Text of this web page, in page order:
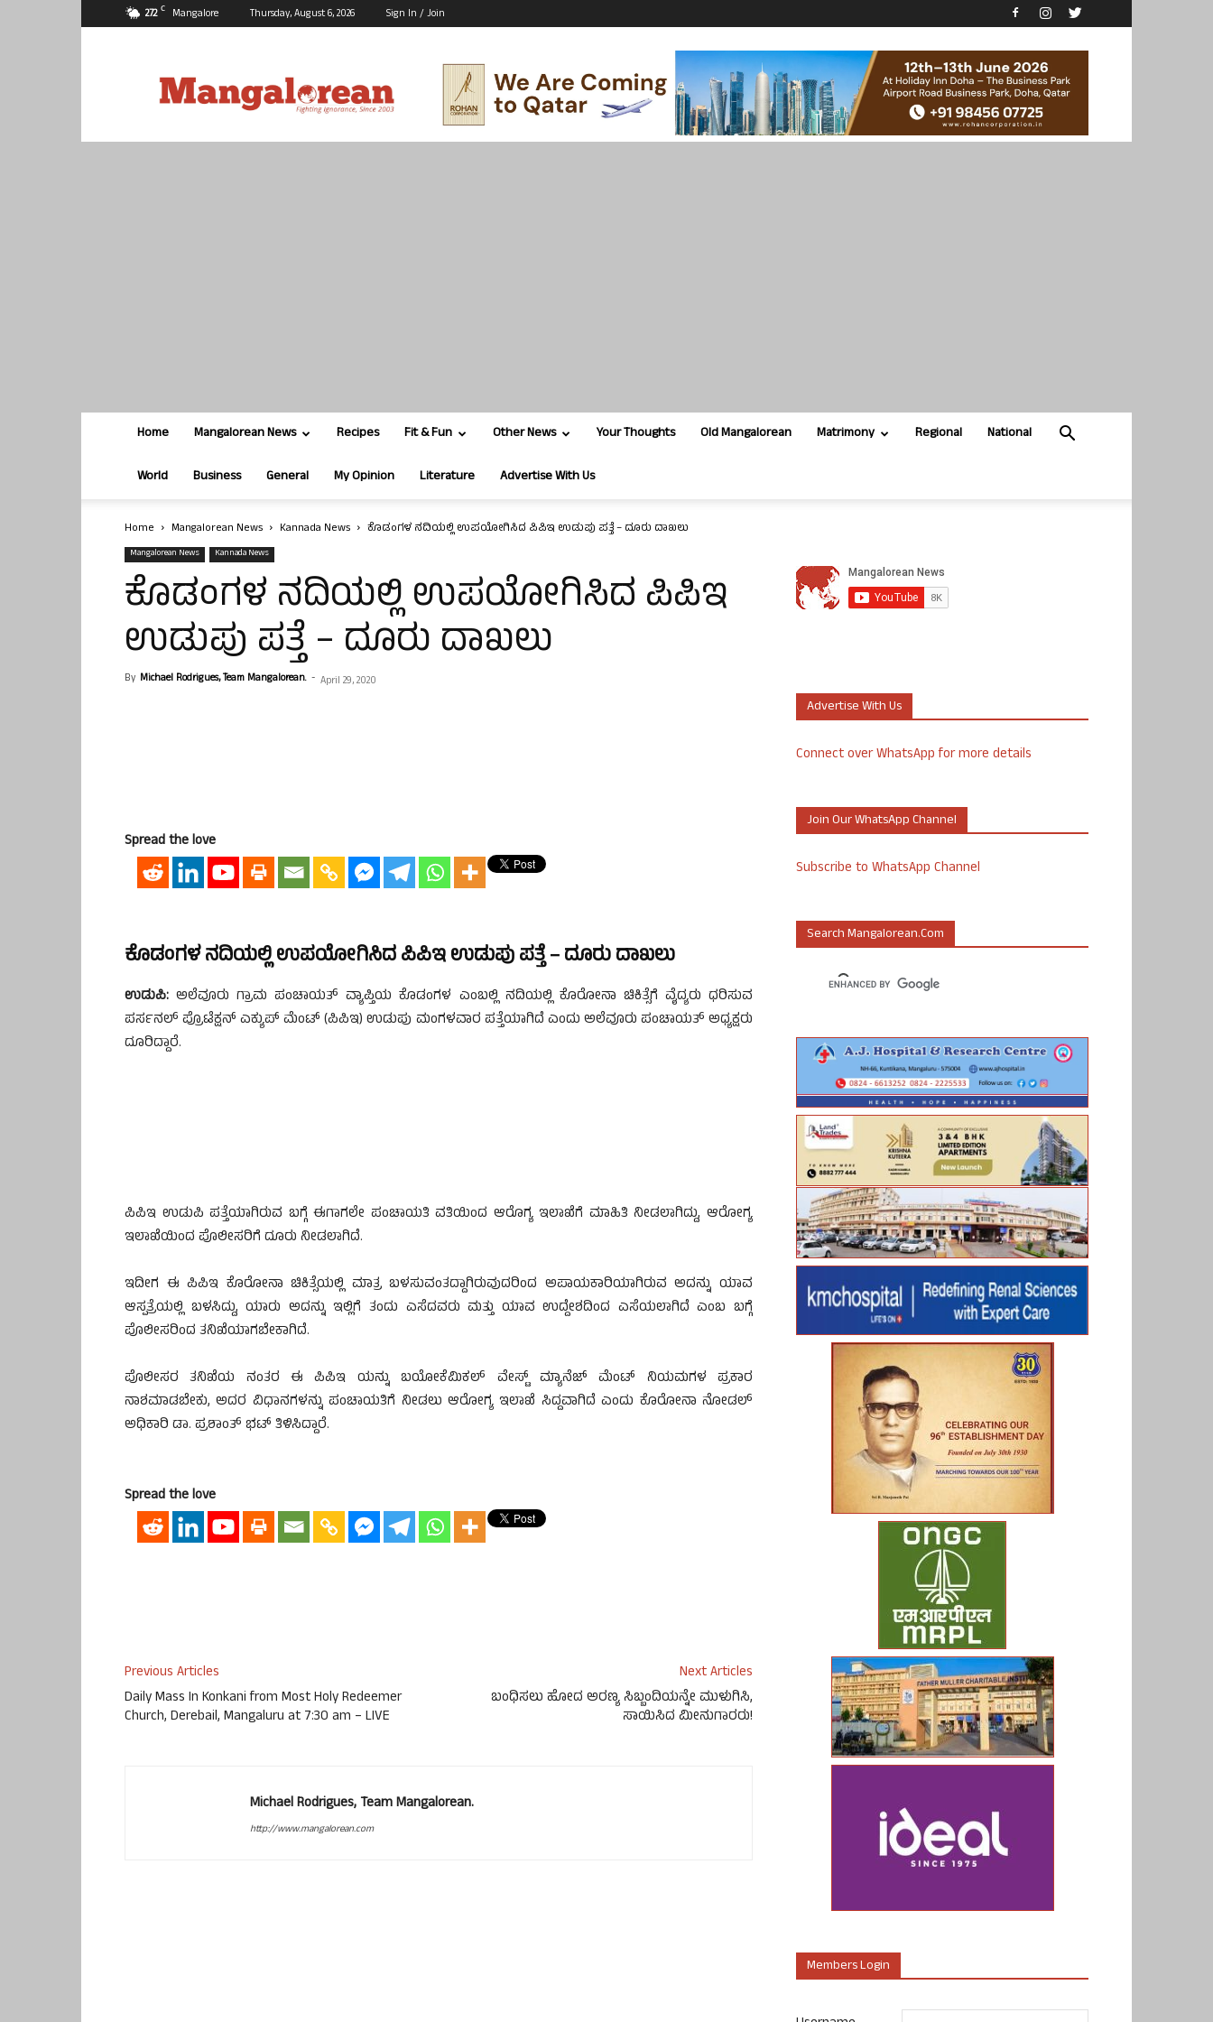
27.2 C Mangalore Thursday, August 6, 2026 Sign In / Join
Home Mangalorean News Recipes Fit & Fun Other News Your Thoughts Old Mangalorean Matrimony Regional National
World Business General My Opinion Literature Advertise With Us
Home Mangalorean News Kannada News ಕೊಡಂಗಳ ನದಿಯಲ್ಲಿ ಉಪಯೋಗಿಸಿದ ಪಿಪಿಇ ಉಡುಪು ಪತ್ತೆ – ದೂರು ದಾಖಲು
Mangalorean News Kannada News
ಕೊಡಂಗಳ ನದಿಯಲ್ಲಿ ಉಪಯೋಗಿಸಿದ ಪಿಪಿಇ
ಉಡುಪು ಪತ್ತೆ – ದೂರು ದಾಖಲು
By Michael Rodrigues, Team Mangalorean. - April 29, 2020
Spread the love
ಕೊಡಂಗಳ ನದಿಯಲ್ಲಿ ಉಪಯೋಗಿಸಿದ ಪಿಪಿಇ ಉಡುಪು ಪತ್ತೆ – ದೂರು ದಾಖಲು
ಉಡುಪಿ: ಅಲೆವೂರು ಗ್ರಾಮ ಪಂಚಾಯತ್ ವ್ಯಾಪ್ತಿಯ ಕೊಡಂಗಳ ಎಂಬಲ್ಲಿ ನದಿಯಲ್ಲಿ ಕೊರೋನಾ ಚಿಕಿತ್ಸೆಗೆ ವೈದ್ಯರು ಧರಿಸುವ
ಪರ್ಸನಲ್ ಪ್ರೊಟೆಕ್ಷನ್ ಎಕ್ಯುಪ್ ಮೆಂಟ್ (ಪಿಪಿಇ) ಉಡುಪು ಮಂಗಳವಾರ ಪತ್ತೆಯಾಗಿದೆ ಎಂದು ಅಲೆವೂರು ಪಂಚಾಯತ್ ಅಧ್ಯಕ್ಷರು
ದೂರಿದ್ದಾರೆ.
ಪಿಪಿಇ ಉಡುಪಿ ಪತ್ತೆಯಾಗಿರುವ ಬಗ್ಗೆ ಈಗಾಗಲೇ ಪಂಚಾಯತಿ ವತಿಯಿಂದ ಆರೊಗ್ಯ ಇಲಾಖೆಗೆ ಮಾಹಿತಿ ನೀಡಲಾಗಿದ್ದು, ಆರೋಗ್ಯ
ಇಲಾಖೆಯಿಂದ ಪೊಲೀಸರಿಗೆ ದೂರು ನೀಡಲಾಗಿದೆ.
ಇದೀಗ ಈ ಪಿಪಿಇ ಕೊರೋನಾ ಚಿಕಿತ್ಸೆಯಲ್ಲಿ ಮಾತ್ರ ಬಳಸುವಂತದ್ದಾಗಿರುವುದರಿಂದ ಅಪಾಯಕಾರಿಯಾಗಿರುವ ಅದನ್ನು ಯಾವ
ಆಸ್ಪತ್ರೆಯಲ್ಲಿ ಬಳಸಿದ್ದು, ಯಾರು ಅದನ್ನು ಇಲ್ಲಿಗೆ ತಂದು ಎಸೆದವರು ಮತ್ತು ಯಾವ ಉದ್ದೇಶದಿಂದ ಎಸೆಯಲಾಗಿದೆ ಎಂಬ ಬಗ್ಗೆ
ಪೊಲೀಸರಿಂದ ತನಿಖೆಯಾಗಬೇಕಾಗಿದೆ.
ಪೊಲೀಸರ ತನಿಖೆಯ ನಂತರ ಈ ಪಿಪಿಇ ಯನ್ನು ಬಯೋಕೆಮಿಕಲ್ ವೇಸ್ಟ್ ಮ್ಯಾನೆಜ್ ಮೆಂಟ್ ನಿಯಮಗಳ ಪ್ರಕಾರ
ನಾಶಮಾಡಬೇಕು, ಅದರ ವಿಧಾನಗಳನ್ನು ಪಂಚಾಯತಿಗೆ ನೀಡಲು ಆರೋಗ್ಯ ಇಲಾಖೆ ಸಿದ್ದವಾಗಿದೆ ಎಂದು ಕೊರೋನಾ ನೋಡಲ್
ಅಧಿಕಾರಿ ಡಾ. ಪ್ರಶಾಂತ್ ಭಟ್ ತಿಳಿಸಿದ್ದಾರೆ.
Spread the love
Previous Articles
Daily Mass In Konkani from Most Holy Redeemer
Church, Derebail, Mangaluru at 7:30 am – LIVE
Next Articles
ಬಂಧಿಸಲು ಹೋದ ಅರಣ್ಯ ಸಿಬ್ಬಂದಿಯನ್ನೇ ಮುಳುಗಿಸಿ,
ಸಾಯಿಸಿದ ಮೀನುಗಾರರು!
Michael Rodrigues, Team Mangalorean.
http://www.mangalorean.com
Advertise With Us
Connect over WhatsApp for more details
Join Our WhatsApp Channel
Subscribe to WhatsApp Channel
Search Mangalorean.com
Members Login